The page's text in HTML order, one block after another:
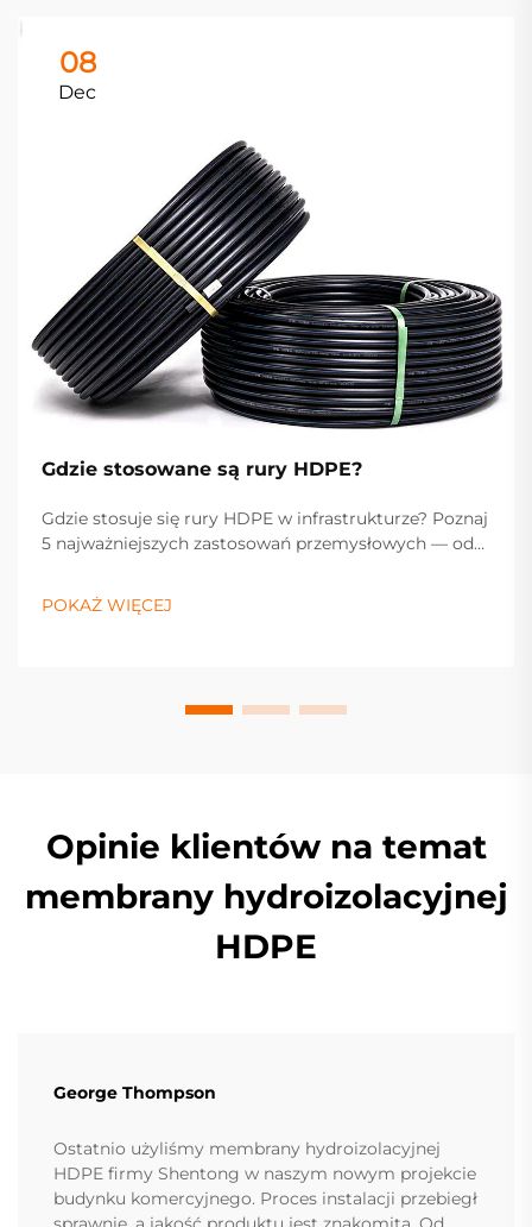
08
Dec
Gdzie stosowane są rury HDPE?
Gdzie stosuje się rury HDPE w infrastrukturze? Poznaj
5 najważniejszych zastosowań przemysłowych — od
drenaż i rolnictwo. Zoptymalizuj teraz specyfikację
swojego projektu.
POKAŻ WIĘCEJ
Opinie klientów na temat
membrany hydroizolacyjnej
HDPE
George Thompson
Ostatnio użyliśmy membrany hydroizolacyjnej
HDPE firmy Shentong w naszym nowym projekcie
budynku komercyjnego. Proces instalacji przebiegł